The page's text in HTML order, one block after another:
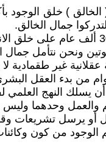
( الخالق ) خلق
جمال الخالق.
أن يسلك النهج
وحدهما وليس